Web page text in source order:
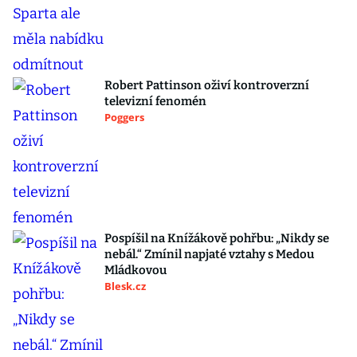
Robert Pattinson oživí kontroverzní
televizní fenomén
Poggers
Pospíšil na Knížákově pohřbu: „Nikdy se
nebál.“ Zmínil napjaté vztahy s Medou
Mládkovou
Blesk.cz